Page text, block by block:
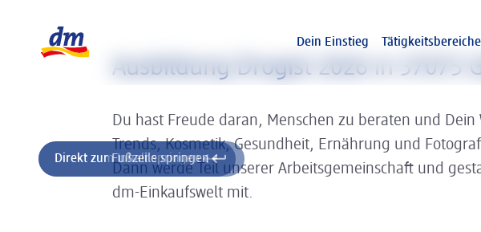
Direkt zum Inhalt springen
Direkt zur Fußzeile springen
Dein Einstieg
Tätigkeitsbereiche
Ausbildung Drogist 2026 in 37075
Du hast Freude daran, Menschen zu beraten und Dein
Trends, Kosmetik, Gesundheit, Ernährung und
Dann werde Teil unserer Arbeitsgemeinschaft und
dm-Einkaufswelt mit.